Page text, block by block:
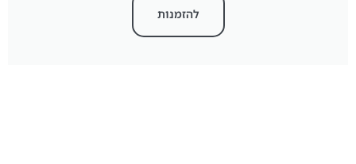
להזמנות